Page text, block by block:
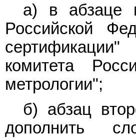
а) в абзаце
Российской
комитета
метрологии";
б) абзац
дополнить